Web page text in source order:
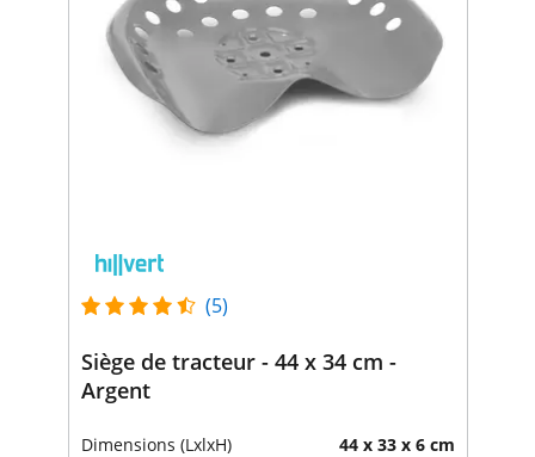
(5)
Siège de tracteur - 44 x 34 cm -
Argent
Dimensions (LxlxH) 44 x 33 x 6 cm